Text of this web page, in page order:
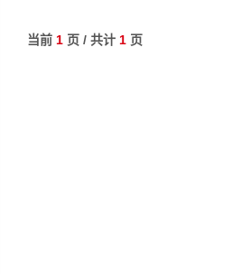
当前 1 页 / 共计 1 页